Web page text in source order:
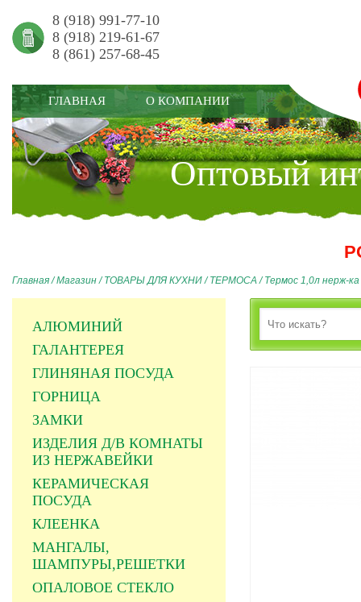
8 (918) 991-77-10
8 (918) 219-61-67
8 (861) 257-68-45
Оптовый
ГЛАВНАЯ О КОМПАНИИ
Главная/Магазин/ТОВАРЫ ДЛЯ КУХНИ/ТЕРМОСА/Термос 1,0л нерж-ка
АЛЮМИНИЙ
ГАЛАНТЕРЕЯ
ГЛИНЯНАЯ ПОСУДА
ГОРНИЦА
ЗАМКИ
ИЗДЕЛИЯ Д/В КОМНАТЫ
ИЗ НЕРЖАВЕЙКИ
КЕРАМИЧЕСКАЯ
ПОСУДА
КЛЕЕНКА
МАНГАЛЫ,
ШАМПУРЫ,РЕШЕТКИ
ОПАЛОВОЕ СТЕКЛО